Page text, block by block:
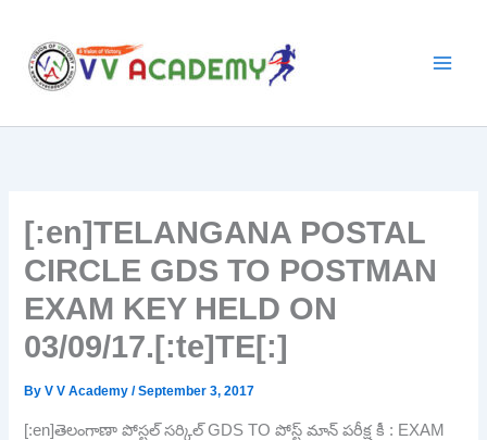
content
[:en]TELANGANA POSTAL
CIRCLE GDS TO POSTMAN
EXAM KEY HELD ON
03/09/17.[:te]TE[:]
ByV V Academy/September 3, 2017
[:en]తెలంగాణా పోస్టల్ సర్కిల్ GDS TO పోస్ట్ మాన్ పరీక్ష కీ : EXAM